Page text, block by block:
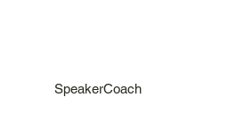
SpeakerCoach